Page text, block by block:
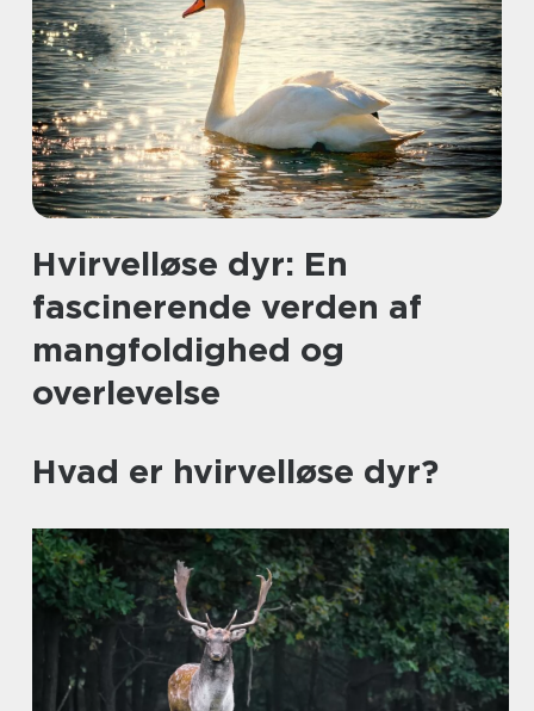
Hvirvelløse dyr: En
fascinerende verden af
mangfoldighed og
overlevelse
Hvad er hvirvelløse dyr?